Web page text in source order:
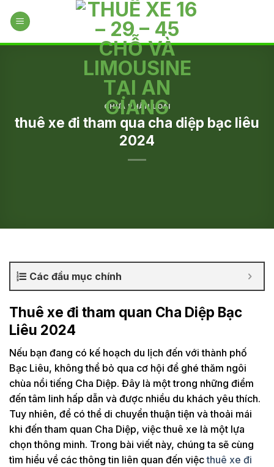
CHƯA PHÂN LOẠI
thuê xe đi tham qua cha diệp bạc liêu
2024
Các đầu mục chính
Thuê xe đi tham quan Cha Diệp Bạc
Liêu 2024
Nếu bạn đang có kế hoạch du lịch đến với thành phố
Bạc Liêu, không thể bỏ qua cơ hội để ghé thăm ngôi
chùa nổi tiếng Cha Diệp. Đây là một trong những điểm
đến tâm linh hấp dẫn và được nhiều du khách yêu thích.
Tuy nhiên, để có thể di chuyển thuận tiện và thoải mái
khi đến tham quan Cha Diệp, việc thuê xe là một lựa
chọn thông minh. Trong bài viết này, chúng ta sẽ cùng
tìm hiểu về các thông tin liên quan đến việcthuê xe đi